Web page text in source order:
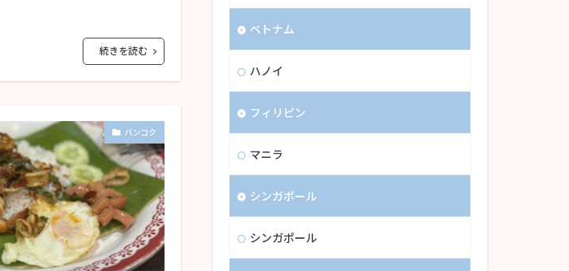
続きを読む
バンコク
ベトナム
ハノイ
フィリピン
マニラ
シンガポール
シンガポール